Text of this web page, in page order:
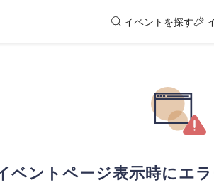
イベントを探す
ベントページ表示時にエラ